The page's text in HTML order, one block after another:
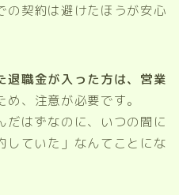
の契約は避けたほうが安心
退職金が入った方は、営業
め、注意が必要です。
だはずなのに、いつの間に
していた」なんてことにな